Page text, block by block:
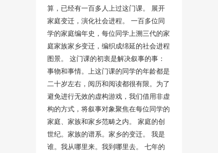
算，已经有一百多人上过这门课。 展开
家庭变迁，演化社会进程。 一百多位同
学的家庭编年史，每位同学上溯三代的家
庭家族家乡变迁，编织成绵延的社会进程
图景。 这门课的初衷是解决叙事的事：
事物和事情。上这门课的同学的年龄都是
二十岁左右，阅历和阅读都很有限。为了
避免进行无效的虚构游戏，我们借用非虚
构的方式，将叙事对象聚焦在每位同学的
家庭、家族和家乡范畴之内。 家庭的创
世纪。家族的谱系。家乡的变迁。 我是
谁。我从哪里来。我到哪里去。 七年的